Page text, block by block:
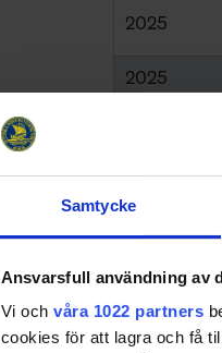
Samtycke
Ansvarsfull användning av
Vi och våra 1022 partners
cookies för att lagra och få
2025
2025
1995
1994
1994
1989